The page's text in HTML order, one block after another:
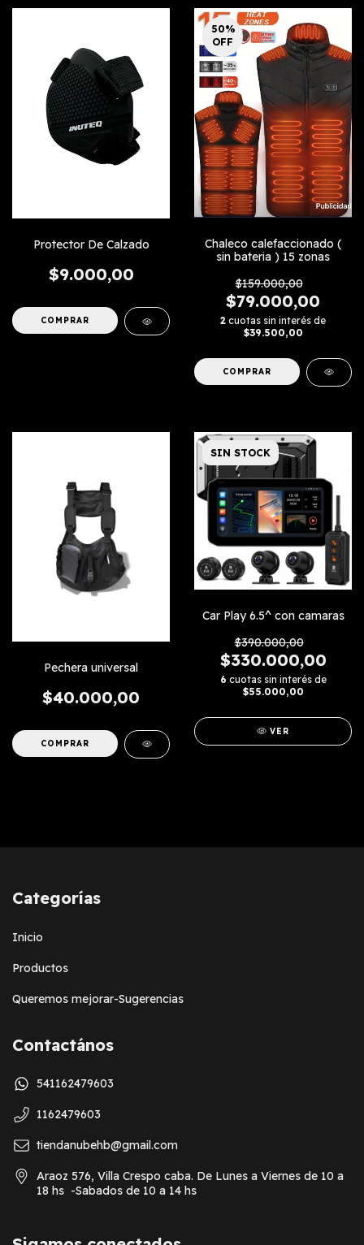
Protector De Calzado
$9.000,00
50%
OFF
Chaleco calefaccionado (
sin bateria ) 15 zonas
$159.000,00
$79.000,00
2 cuotas sin interés de
$39.500,00
COMPRAR
Pechera universal
$40.000,00
SIN STOCK
Car Play 6.5^ con camaras
$390.000,00
$330.000,00
6 cuotas sin interés de
$55.000,00
VER
Categorías
Inicio
Productos
Queremos mejorar-Sugerencias
Contactános
541162479603
1162479603
tiendanubehb@gmail.com
Araoz 576, Villa Crespo caba. De Lunes a Viernes de 10 a
18 hs -Sabados de 10 a 14 hs